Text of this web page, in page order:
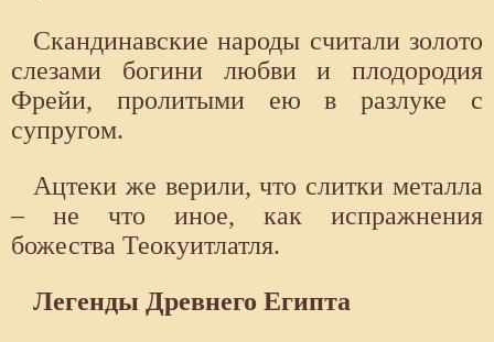
Скандинавские народы считали золото
слезами богини любви и плодородия
Фрейи, пролитыми ею в разлуке с
супругом.
Ацтеки же верили, что слитки металла
– не что иное, как испражнения
божества Теокуитлатля.
Легенды Древнего Египта